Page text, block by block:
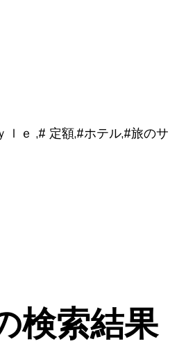
ｌｅ ,# 定額,#ホテル,#旅のサ
検索結果